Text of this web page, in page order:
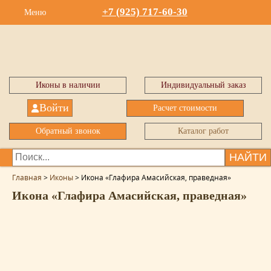
Меню +7 (925) 717-60-30
Иконы в наличии Индивидуальный заказ
Войти Расчет стоимости
Обратный звонок Каталог работ
НАЙТИ
Главная > Иконы> Икона «Глафира Амасийская, праведная»
Икона «Глафира Амасийская, праведная»